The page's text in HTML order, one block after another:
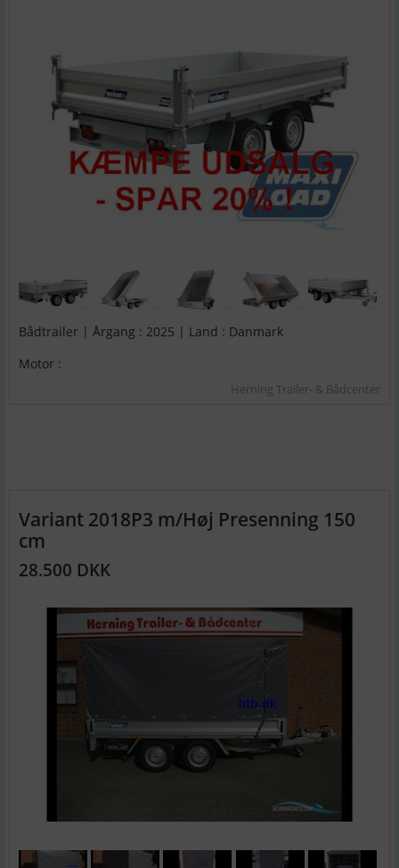
Bådtrailer | Årgang : 2025 | Land : Danmark
Motor :
Herning Trailer- & Bådcenter
Variant 2018P3 m/Høj Presenning 150
cm
28.500 DKK